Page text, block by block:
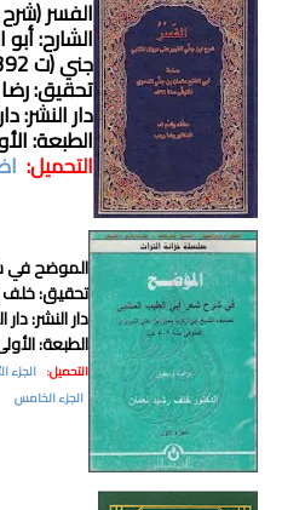
الفسر
الشارح:
جني (ت 392 هـ)
تحقيق:
دار النشر:
الطبعة:
التحميل:
الموضح في
تحقيق: خلف
دار النشر:
الطبعة: الأولى
التحميل: الجزء
الجزء الخامس